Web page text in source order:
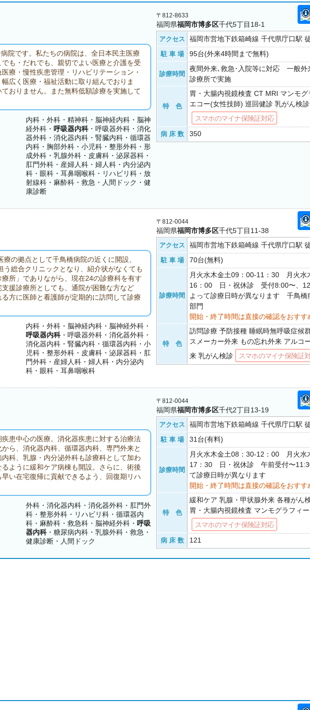
院です。私たちの病院は、全日本民主医療
も・だれでも、親切でよい医療と介護を受
療・慢性疾患管理・リハビリテーション・
広く医療・福祉活動に取り組んでおりま
おりません。また無料低額診療を実施して
内科・外科・精神科・脳神経内科・脳神
経外科・ 呼吸器内科・呼吸器外科・消化
器外科・消化器内科・腎臓内科・循環器
内科・胸部外科・小児科・整形外科・形
成外科・乳腺外科・皮膚科・泌尿器科・
肛門外科・産婦人科・婦人科・内分泌内
科・眼科・耳鼻咽喉科・リハビリ科・放
射線科・麻酔科・救急・人間ドック・健
康診断
〒812-8633
福岡県福岡市博多区千代5丁目18-1
アクセス 福岡市営地下鉄箱崎線 千代県庁口駅
駐 車 場 95台(外来4時間まで無料)
診療時間
夜間外来､救急･入院等に対応 一般外
診療所で実施
特 色
胃・大腸内視鏡検査 CT MRI マンモ
エコー(女性技師) 巡回健診 乳がん検診
スマホのマイナ保険証対応
病 床 数 350
の拠点として千鳥橋病院の近くに開設、
総合クリニックとなり、紹介状がなくても
所」でありながら、現在24の診療科を有す
援診療所としても、通院が困難な方など
方に医師と看護師が定期的に訪問して診療
内科・外科・脳神経内科・脳神経外科・
呼吸器内科・呼吸器外科・消化器外科・
消化器内科・腎臓内科・循環器内科・小
児科・整形外科・皮膚科・泌尿器科・肛
門外科・産婦人科・婦人科・内分泌内
科・眼科・耳鼻咽喉科
〒812-0044
福岡県福岡市博多区千代5丁目11-38
アクセス 福岡市営地下鉄箱崎線 千代県庁口駅
駐 車 場 70台(無料)
診療時間
月火水木金土09：00-11：30 月火水
16：00 日・祝休診 受付8:00〜、
よって診療日時が異なります 千鳥橋
部門
開始・終了時間は直接の確認をおすす
特 色
訪問診療 予防接種 睡眠時無呼吸症候
スメーカー外来 もの忘れ外来 アルコ
来 乳がん検診
スマホのマイナ保険証
患中心の医療。消化器疾患に対する治療法
ら、消化器内科、循環器内科、専門外来と
科、乳腺・内分泌外科も診療科として加わ
ように緩和ケア病棟も開設。さらに、術後
い在宅復帰に貢献できるよう、回復期リハ
外科・消化器内科・消化器外科・肛門外
科・整形外科・リハビリ科・循環器内
科・麻酔科・救急科・脳神経外科・ 呼吸
器内科・糖尿病内科・乳腺外科・救急・
健康診断・人間ドック
〒812-0044
福岡県福岡市博多区千代2丁目13-19
アクセス 福岡市営地下鉄箱崎線 千代県庁口駅
駐 車 場 31台(有料)
診療時間
月火水木金土08：30-12：00 月火水
17：30 日・祝休診 午前受付〜
て診療日時が異なります
開始・終了時間は直接の確認をおすす
特 色
緩和ケア 乳腺・甲状腺外来 各種がん
胃・大腸内視鏡検査 マンモグラフィ
スマホのマイナ保険証対応
病 床 数 121